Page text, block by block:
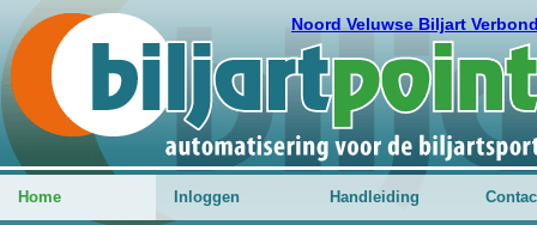
Noord Veluwse Biljart
Home Inloggen Handleiding